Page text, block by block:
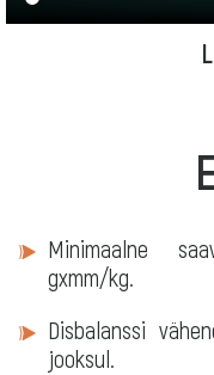
Minimaalne
gxmm/kg.
Disbalanssi
jooksul.